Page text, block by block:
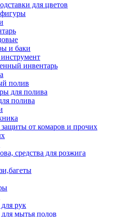
для цветов
и баки
инвентарь
полив
для полива
полива
защиты от комаров и прочих
средства для розжига
рук
мытья полов